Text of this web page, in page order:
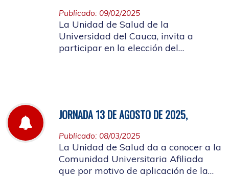
Publicado: 09/02/2025
La Unidad de Salud de la
Universidad del Cauca, invita a
participar en la elección del
JORNADA 13 DE AGOSTO DE 2025,
Publicado: 08/03/2025
La Unidad de Salud da a conocer a la
Comunidad Universitaria Afiliada
que por motivo de aplicación de la